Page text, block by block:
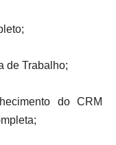
de Trabalho;
do CRM